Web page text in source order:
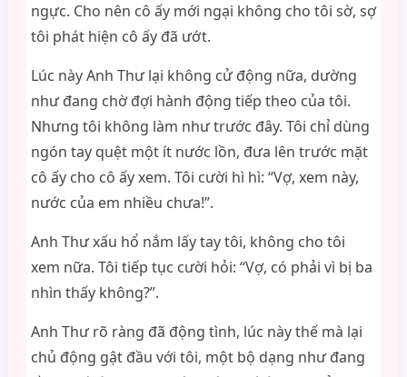
ngực. Cho nên cô ấy mới ngại không cho tôi sờ, sợ
tôi phát hiện cô ấy đã ướt.
Lúc này Anh Thư lại không cử động nữa, dường
như đang chờ đợi hành động tiếp theo của tôi.
Nhưng tôi không làm như trước đây. Tôi chỉ dùng
ngón tay quệt một ít nước lồn, đưa lên trước mặt
cô ấy cho cô ấy xem. Tôi cười hì hì: “Vợ, xem này,
nước của em nhiều chưa!”.
Anh Thư xấu hổ nắm lấy tay tôi, không cho tôi
xem nữa. Tôi tiếp tục cười hỏi: “Vợ, có phải vì bị ba
nhìn thấy không?”.
Anh Thư rõ ràng đã động tình, lúc này thế mà lại
chủ động gật đầu với tôi, một bộ dạng như đang